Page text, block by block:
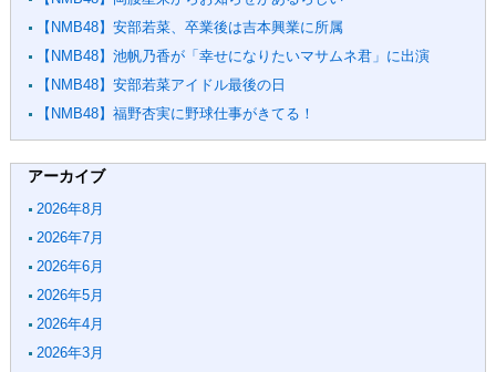
【NMB48】安部若菜、卒業後は吉本興業に所属
【NMB48】池帆乃香が「幸せになりたいマサムネ君」に出演
【NMB48】安部若菜アイドル最後の日
【NMB48】福野杏実に野球仕事がきてる！
アーカイブ
2026年8月
2026年7月
2026年6月
2026年5月
2026年4月
2026年3月